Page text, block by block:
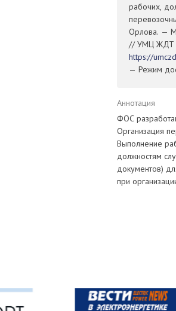
рабочих,
Орлова. —
// УМЦ ЖДТ :
https://
— Режим
Аннотация
ФОС
Организация
Выполнение
должностям
документов)
при